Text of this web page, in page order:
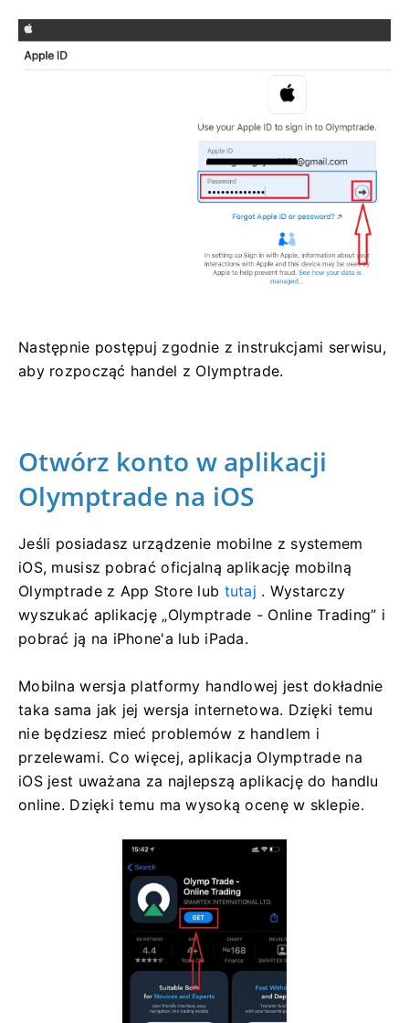
Następnie postępuj zgodnie z instrukcjami serwisu,
aby rozpocząć handel z Olymptrade.
Otwórz konto w aplikacji
Olymptrade na iOS
Jeśli posiadasz urządzenie mobilne z systemem
iOS, musisz pobrać oficjalną aplikację mobilną
Olymptrade z App Store lub tutaj . Wystarczy
wyszukać aplikację „Olymptrade - Online Trading” i
pobrać ją na iPhone'a lub iPada.
Mobilna wersja platformy handlowej jest dokładnie
taka sama jak jej wersja internetowa. Dzięki temu
nie będziesz mieć problemów z handlem i
przelewami. Co więcej, aplikacja Olymptrade na
iOS jest uważana za najlepszą aplikację do handlu
online. Dzięki temu ma wysoką ocenę w sklepie.